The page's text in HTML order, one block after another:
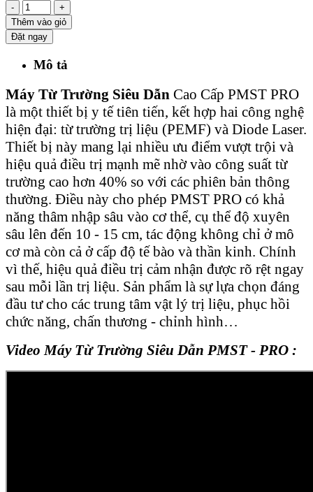
-
+
Thêm vào giỏ
Đặt ngay
Mô tả
Máy Từ Trường Siêu Dẫn Cao Cấp PMST PRO
là một thiết bị y tế tiên tiến, kết hợp hai công nghệ
hiện đại: từ trường trị liệu (PEMF) và Diode Laser.
Thiết bị này mang lại nhiều ưu điểm vượt trội và
hiệu quả điều trị mạnh mẽ nhờ vào công suất từ
trường cao hơn 40% so với các phiên bản thông
thường. Điều này cho phép PMST PRO có khả
năng thâm nhập sâu vào cơ thể, cụ thể độ xuyên
sâu lên đến 10 - 15 cm, tác động không chỉ ở mô
cơ mà còn cả ở cấp độ tế bào và thần kinh. Chính
vì thế, hiệu quả điều trị cảm nhận được rõ rệt ngay
sau mỗi lần trị liệu. Sản phẩm là sự lựa chọn đáng
đầu tư cho các trung tâm vật lý trị liệu, phục hồi
chức năng, chấn thương - chỉnh hình…
Video Máy Từ Trường Siêu Dẫn PMST - PRO :